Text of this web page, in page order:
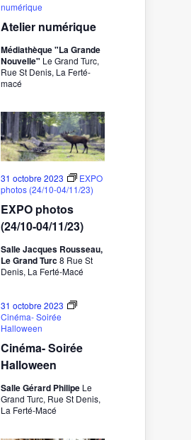
Atelier numérique
numérique
Médiathèque "La Grande
Nouvelle" Le Grand Turc,
Rue St Denis, La Ferté-
macé
EXPO photos
(24/10-04/11/23)
31 octobre 2023
EXPO
photos (24/10-04/11/23)
Salle Jacques Rousseau,
Le Grand Turc8 Rue St
Denis, La Ferté-Macé
Cinéma- Soirée
Halloween
31 octobre 2023
Cinéma- Soirée
Halloween
Salle Gérard Philipe Le
Grand Turc, Rue St Denis,
La Ferté-Macé